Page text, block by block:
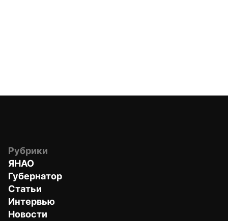
Рубрики
ЯНАО
Губернатор
Статьи
Интервью
Новости